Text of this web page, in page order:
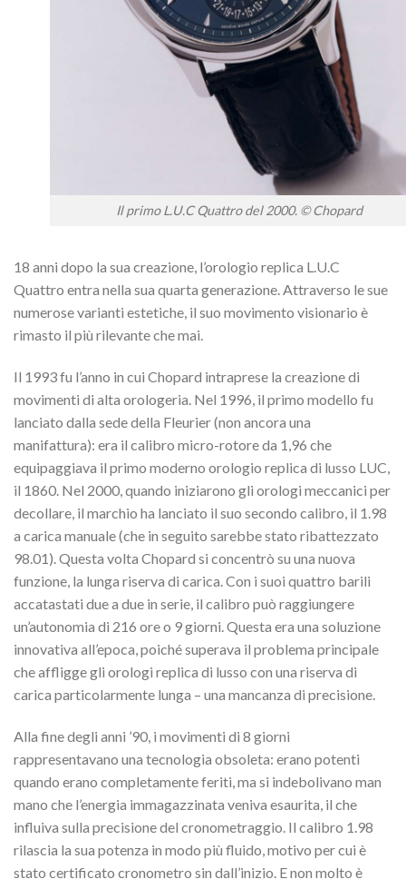
Il primo L.U.C Quattro del 2000. © Chopard
18 anni dopo la sua creazione, l’orologio replica L.U.C
Quattro entra nella sua quarta generazione.Attraverso le sue
numerose varianti estetiche, il suo movimento visionario è
rimasto il più rilevante che mai.
Il 1993 fu l’anno in cui Chopard intraprese la creazione di
movimenti di alta orologeria. Nel 1996, il primo modello fu
lanciato dalla sede della Fleurier (non ancora una
manifattura): era il calibro micro-rotore da 1,96 che
equipaggiava il primo moderno orologio replica di lusso LUC,
il 1860. Nel 2000, quando iniziarono gli orologi meccanici per
decollare, il marchio ha lanciato il suo secondo calibro, il 1.98
a carica manuale (che in seguito sarebbe stato ribattezzato
98.01).Questa volta Chopard si concentrò su una nuova
funzione, la lunga riserva di carica.Con i suoi quattro barili
accatastati due a due in serie, il calibro può raggiungere
un’autonomia di 216 ore o 9 giorni.Questa era una soluzione
innovativa all’epoca, poiché superava il problema principale
che affligge gli orologi replica di lusso con una riserva di
carica particolarmente lunga – una mancanza di precisione.
Alla fine degli anni ’90, i movimenti di 8 giorni
rappresentavano una tecnologia obsoleta: erano potenti
quando erano completamente feriti, ma si indebolivano man
mano che l’energia immagazzinata veniva esaurita, il che
influiva sulla precisione del cronometraggio. Il calibro 1.98
rilascia la sua potenza in modo più fluido, motivo per cui è
stato certificato cronometro sin dall’inizio. E non molto è